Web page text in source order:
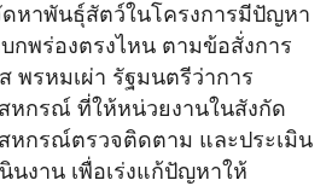
ดหาพันธุ์สัตว์ในโครงการมีปัญหา
กพร่องตรงไหน ตามข้อสั่งการ
พรหมเผ่า รัฐมนตรีว่าการ
หกรณ์ ที่ให้หน่วยงานในสังกัด
หกรณ์ตรวจติดตาม และประเมิน
นงาน เพื่อเร่งแก้ปัญหาให้